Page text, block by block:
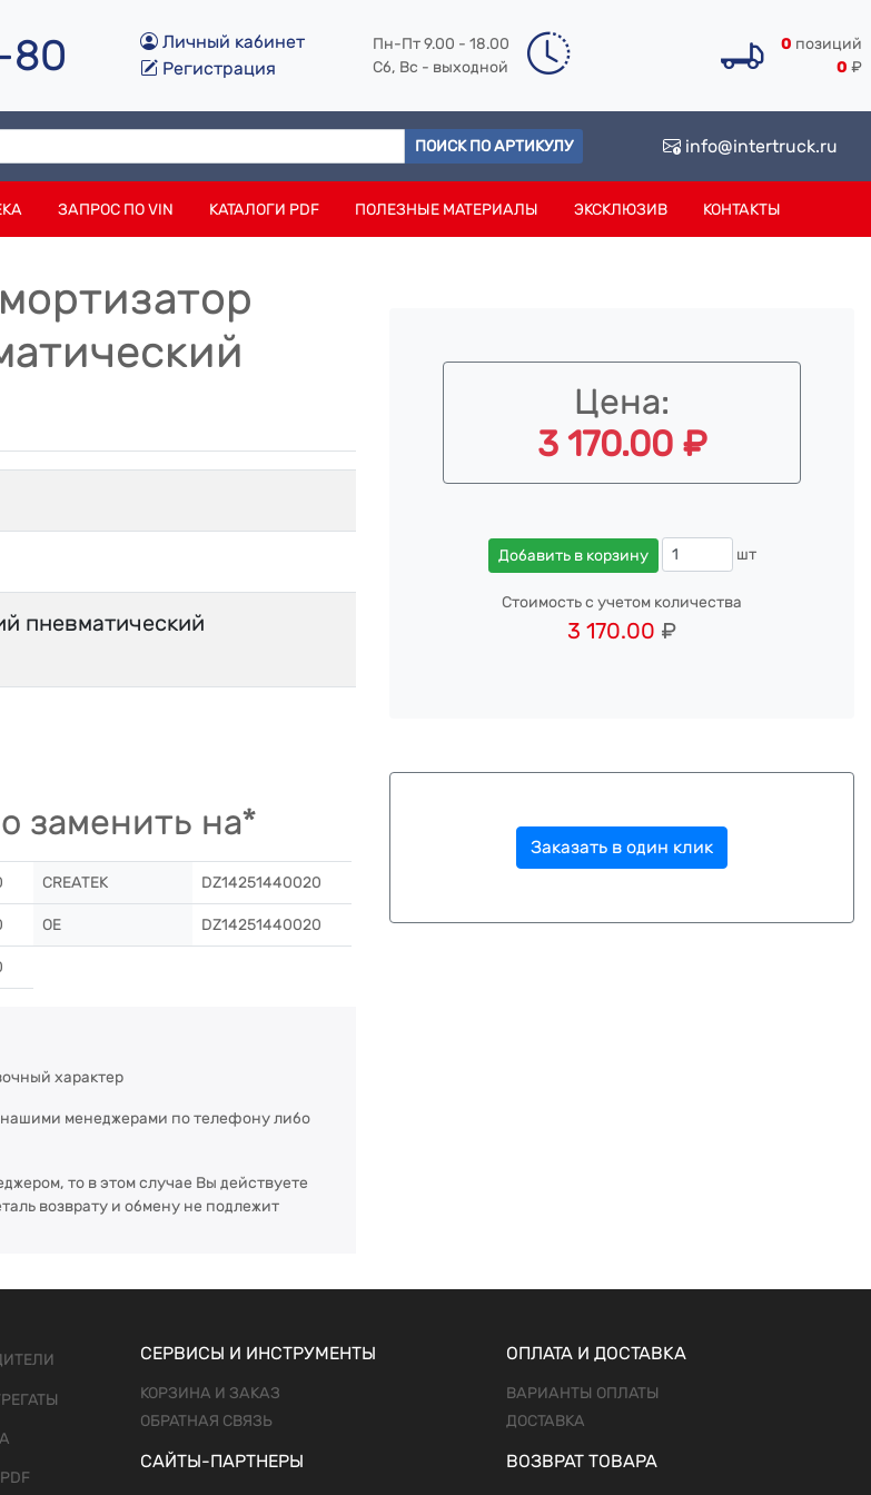
80
Личный кабинет
Регистрация
Пн-Пт 9.00 - 18.00
Сб, Вс - выходной
0 позиций
0 ₽
ПОИСК ПО АРТИКУЛУ info@intertruck.ru
ЗАПРОС ПО VIN КАТАЛОГИ PDF ПОЛЕЗНЫЕ МАТЕРИАЛЫ ЭКСКЛЮЗИВ КОНТАКТЫ
пневматический
заменить на*
CREATEK DZ14251440020
OE DZ14251440020
характер
нашими менеджерами по телефону либо
то в этом случае Вы действуете
возврату и обмену не подлежит
Цена:
3 170.00 ₽
Добавить в корзину шт
Стоимость с учетом количества
3 170.00 ₽
Заказать в один клик
СЕРВИСЫ И ИНСТРУМЕНТЫ
КОРЗИНА И ЗАКАЗ
ОБРАТНАЯ СВЯЗЬ
САЙТЫ-ПАРТНЕРЫ
ОПЛАТА И ДОСТАВКА
ВАРИАНТЫ ОПЛАТЫ
ДОСТАВКА
ВОЗВРАТ ТОВАРА